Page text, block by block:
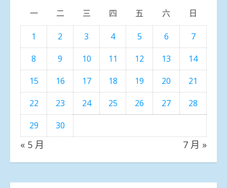
一 二 三 四 五 六 日
1 2 3 4 5 6
7
8
9 10 11 12 13
14
15
16 17 18 19 20
21
22
23 24 25 26 27
28
29
30
« 5 月 7 月 »